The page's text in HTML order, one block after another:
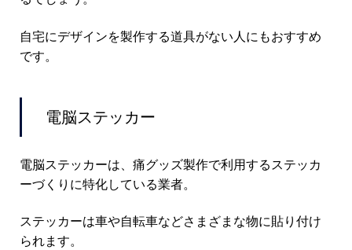
自宅にデザインを製作する道具がない人にもおすすめ
です。
電脳ステッカー
電脳ステッカーは、痛グッズ製作で利用するステッカ
ーづくりに特化している業者。
ステッカーは車や自転車などさまざまな物に貼り付け
られます。